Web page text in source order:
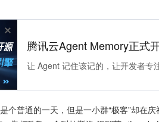
腾讯云Agent Memory正式
让 Agent 记住该记的，让开发者专
个普通的一天，但是一小群“极客”却在